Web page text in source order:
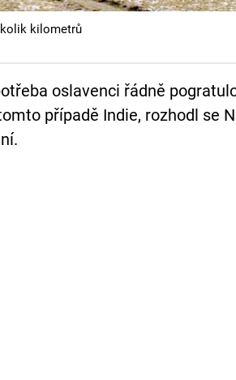
kilometrů
oslavenci řádně
případě Indie, rozhodl se